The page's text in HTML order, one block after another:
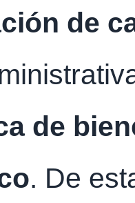
de
de
. De